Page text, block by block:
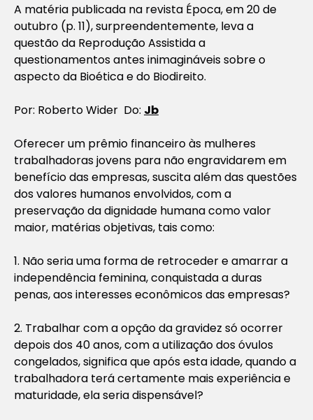
A matéria publicada na revista Época, em 20 de
outubro (p. 11), surpreendentemente, leva a
questão da Reprodução Assistida a
questionamentos antes inimagináveis sobre o
aspecto da Bioética e do Biodireito.
Por: Roberto Wider Do: Jb
Oferecer um prêmio financeiro às mulheres
trabalhadoras jovens para não engravidarem em
benefício das empresas, suscita além das questões
dos valores humanos envolvidos, com a
preservação da dignidade humana como valor
maior, matérias objetivas, tais como:
1. Não seria uma forma de retroceder e amarrar a
independência feminina, conquistada a duras
penas, aos interesses econômicos das empresas?
2. Trabalhar com a opção da gravidez só ocorrer
depois dos 40 anos, com a utilização dos óvulos
congelados, significa que após esta idade, quando a
trabalhadora terá certamente mais experiência e
maturidade, ela seria dispensável?